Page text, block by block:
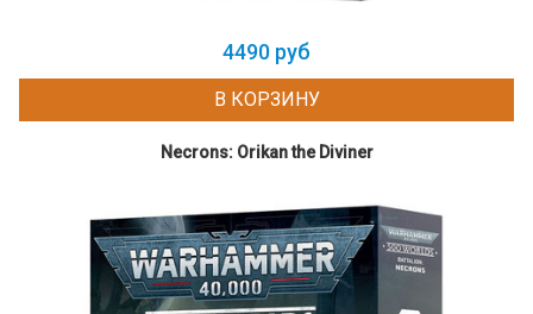
4490 руб
В КОРЗИНУ
Necrons: Orikan the Diviner